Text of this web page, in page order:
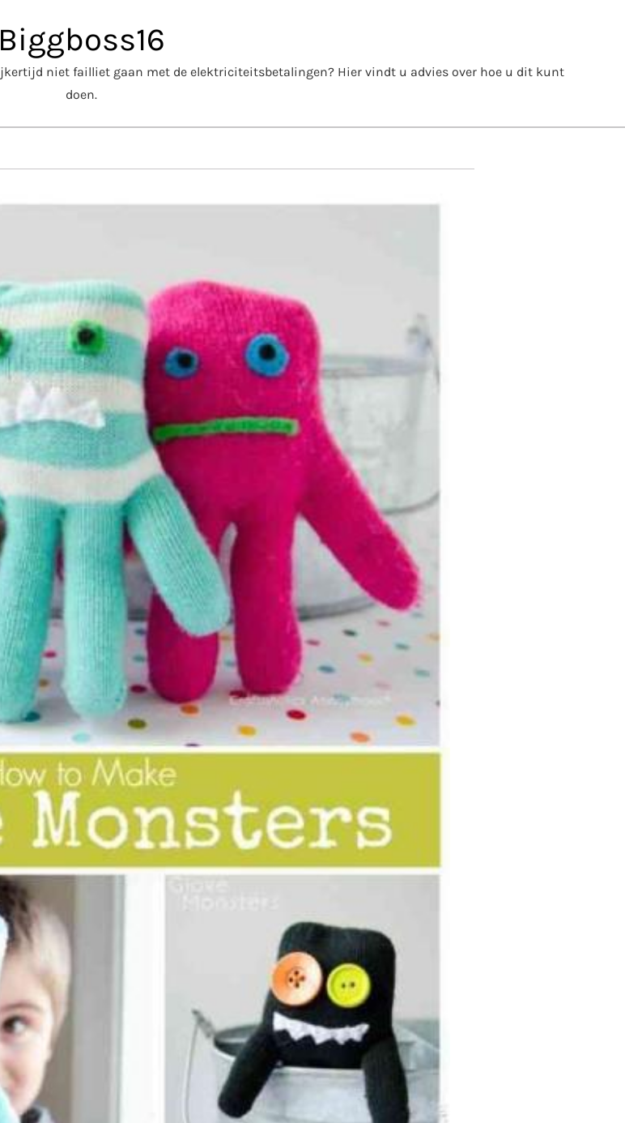
Biggboss16
niet failliet gaan met de elektriciteitsbetalingen? Hier vindt u advies over hoe u dit kunt
doen.